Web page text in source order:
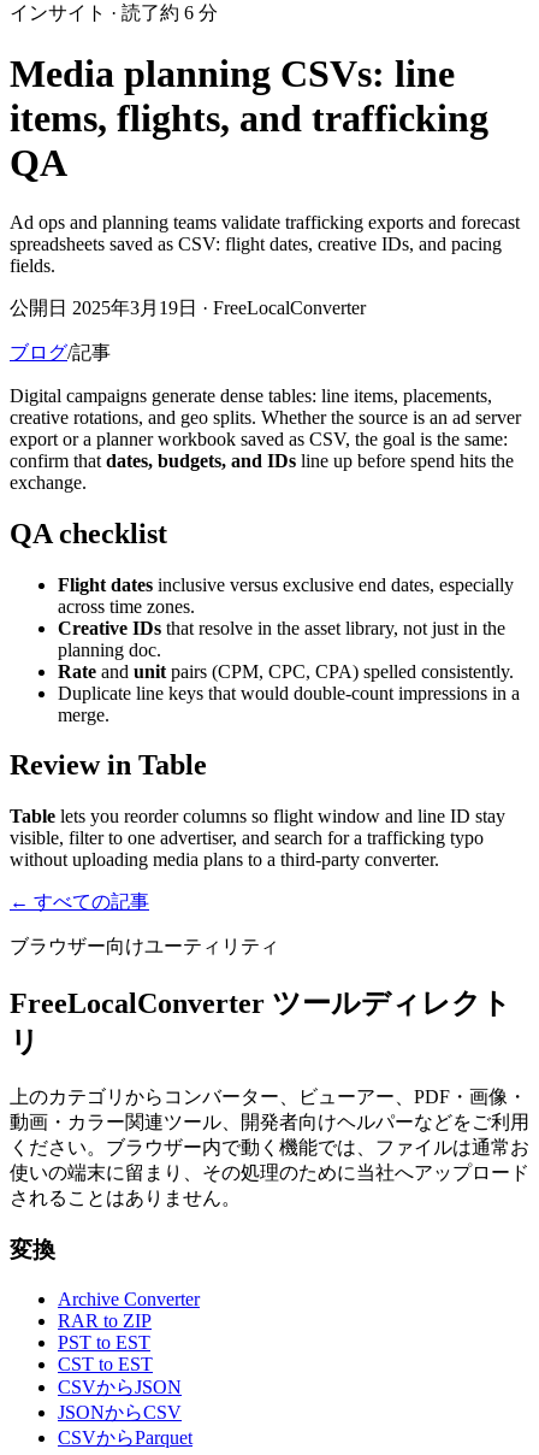
インサイト · 読了約 6 分
Media planning CSVs: line
items, flights, and trafficking
QA
Ad ops and planning teams validate trafficking exports and forecast
spreadsheets saved as CSV: flight dates, creative IDs, and pacing
fields.
公開日 2025年3月19日 · FreeLocalConverter
ブログ/記事
Digital campaigns generate dense tables: line items, placements,
creative rotations, and geo splits. Whether the source is an ad server
export or a planner workbook saved as CSV, the goal is the same:
confirm that dates, budgets, and IDs line up before spend hits the
exchange.
QA checklist
Flight dates inclusive versus exclusive end dates, especially
across time zones.
Creative IDs that resolve in the asset library, not just in the
planning doc.
Rate and unit pairs (CPM, CPC, CPA) spelled consistently.
Duplicate line keys that would double-count impressions in a
merge.
Review in Table
Table lets you reorder columns so flight window and line ID stay
visible, filter to one advertiser, and search for a trafficking typo
without uploading media plans to a third-party converter.
← すべての記事
ブラウザー向けユーティリティ
FreeLocalConverter ツールディレクト
リ
上のカテゴリからコンバーター、ビューアー、PDF・画像・
動画・カラー関連ツール、開発者向けヘルパーなどをご利用
ください。ブラウザー内で動く機能では、ファイルは通常お
使いの端末に留まり、その処理のために当社へアップロード
されることはありません。
変換
Archive Converter
RAR to ZIP
PST to EST
CST to EST
CSVからJSON
JSONからCSV
CSVからParquet